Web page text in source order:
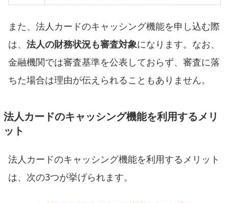
また、法人カードのキャッシング機能を申し込む際
は、 法人の財務状況も審査対象になります。なお、
金融機関では審査基準を公表しておらず、審査に落
ちた場合は理由が伝えられることもありません。
法人カードのキャッシング機能を利用するメリ
ット
法人カードのキャッシング機能を利用するメリット
は、次の3つが挙げられます。